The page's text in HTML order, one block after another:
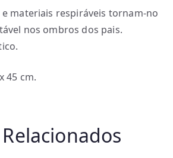
e materiais respiráveis tornam-no
nos ombros dos pais.
45 cm.